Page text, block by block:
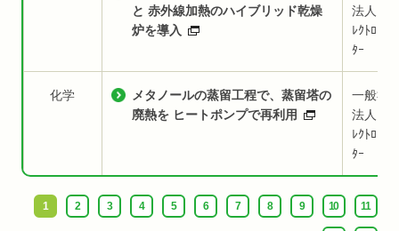
と 赤外線加熱のハイブリッド乾燥
炉を導入
法人日
ﾚｸﾄﾛﾋｰﾄ
ﾀｰ
化学
メタノールの蒸留工程で、蒸留塔の
廃熱を ヒートポンプで再利用
一般社
法人日
ﾚｸﾄﾛﾋｰﾄ
ﾀｰ
1 2 3 4 5 6 7 8 9 10 11